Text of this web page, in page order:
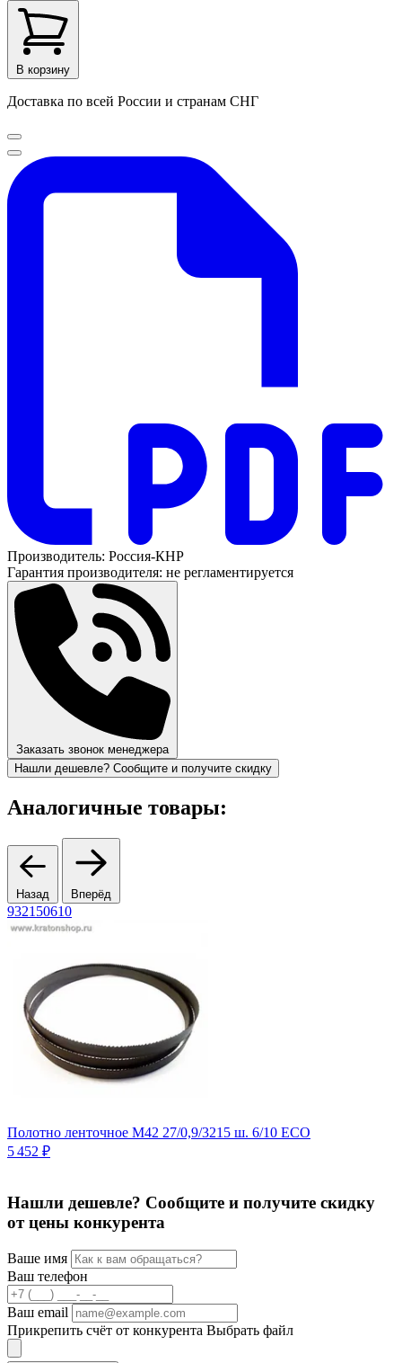
В корзину
Доставка по всей России и странам СНГ
Производитель: Россия-КНР
Гарантия производителя: не регламентируется
Заказать звонок менеджера
Нашли дешевле? Сообщите и получите скидку
Аналогичные товары:
Назад Вперёд
932150610
Полотно ленточное М42 27/0,9/3215 ш. 6/10 ECO
5 452 ₽
Нашли дешевле? Сообщите и получите скидку
от цены конкурента
Ваше имя
Ваш телефон
Ваш email
Прикрепить счёт от конкурента Выбрать файл